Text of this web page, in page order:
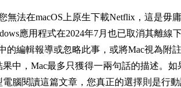
無法在macOS上原生下載Netflix，這是毋庸
應用程式在2024年7月也已取消其離線
的編輯報導或忽略此事，或將Mac視為附註
中，Mac最多只獲得一兩句話的描述。如
腦閱讀這篇文章，您真正的選擇則是行